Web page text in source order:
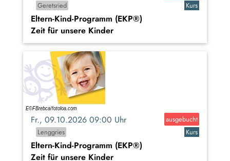
Geretsried
Kurs
Eltern-Kind-Programm (EKP®)
Zeit für unsere Kinder
Fr., 09.10.2026 09:00 Uhr
ausgebucht
Lenggries
Kurs
Eltern-Kind-Programm (EKP®)
Zeit für unsere Kinder